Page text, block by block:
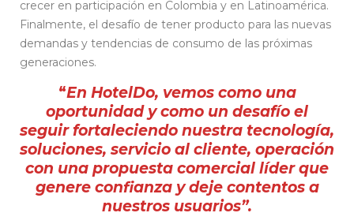
crecer en participación en Colombia y en Latinoamérica.
Finalmente, el desafío de tener producto para las nuevas
demandas y tendencias de consumo de las próximas
generaciones.
“En HotelDo, vemos como una
oportunidad y como un desafío el
seguir fortaleciendo nuestra tecnología,
soluciones, servicio al cliente, operación
con una propuesta comercial líder que
genere confianza y deje contentos a
nuestros usuarios”.